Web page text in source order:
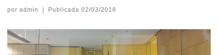
por admin | Publicada 02/03/2018